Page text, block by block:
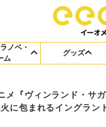
ノベ・
ム
グッズ
メ『ヴィンランド・サ
に包まれるイングラン